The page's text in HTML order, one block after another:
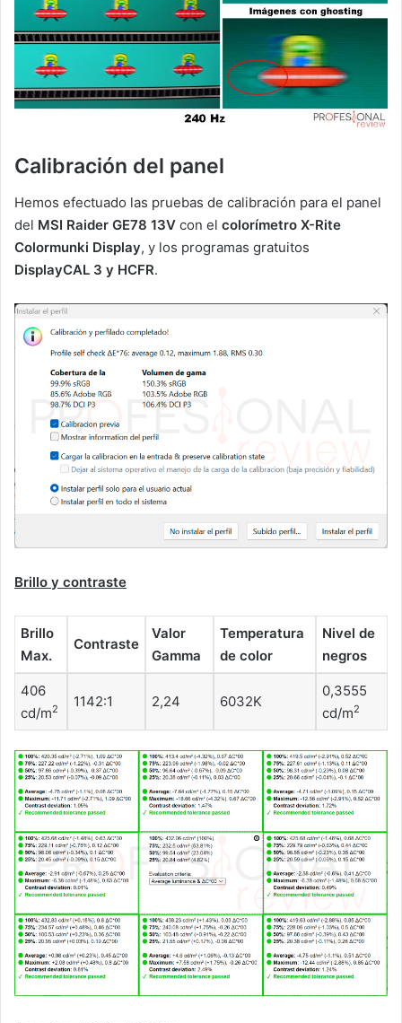
Calibración del panel
Hemos efectuado las pruebas de calibración para el panel
del MSI Raider GE78 13V con el colorímetro X-Rite
Colormunki Display, y los programas gratuitos
DisplayCAL 3 y HCFR.
Brillo y contraste
Brillo
Max.
Contraste
Valor
Gamma
Temperatura
de color
Nivel de
negros
406
cd/m2 1142:1 2,24 6032K
0,3555
cd/m2